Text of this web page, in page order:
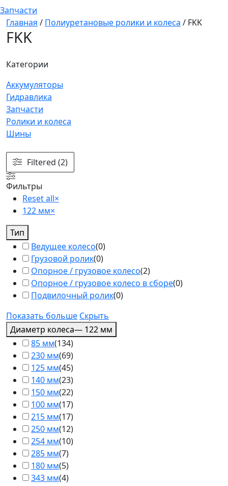
Запчасти
Главная / Полиуретановые ролики и колеса / FKK
FKK
Категории
Аккумуляторы
Гидравлика
Запчасти
Ролики и колеса
Шины
Filtered (2)
Фильтры
Reset all×
122 мм×
Тип
Ведущее колесо(0)
Грузовой ролик(0)
Опорное / грузовое колесо(2)
Опорное / грузовое колесо в сборе(0)
Подвилочный ролик(0)
Показать больше Скрыть
Диаметр колеса— 122 мм
85 мм(134)
230 мм(69)
125 мм(45)
140 мм(23)
150 мм(22)
100 мм(17)
215 мм(17)
250 мм(12)
254 мм(10)
285 мм(7)
180 мм(5)
343 мм(4)